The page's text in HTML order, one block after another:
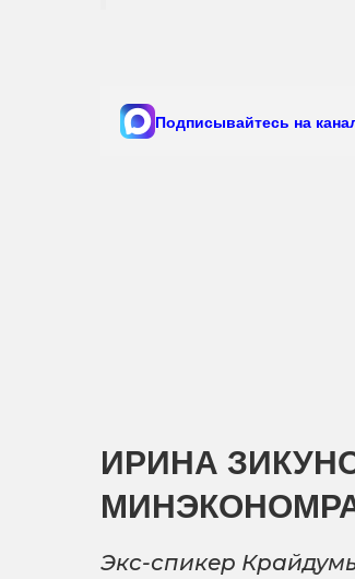
Подписывайтесь на
ИРИНА
Экс-спикер